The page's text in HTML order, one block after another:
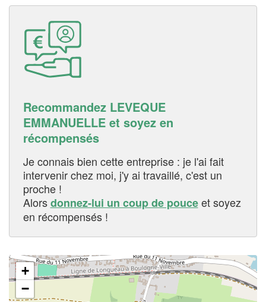
Recommandez LEVEQUE
EMMANUELLE et soyez en
récompensés
Je connais bien cette entreprise : je l'ai fait
intervenir chez moi, j'y ai travaillé, c'est un
proche !
Alorsdonnez-lui un coup de pouceet soyez
en récompensés !
+
−